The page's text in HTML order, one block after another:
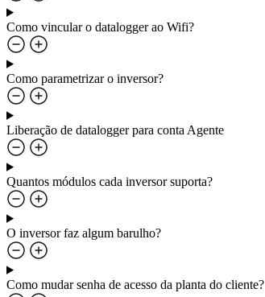
Como vincular o datalogger ao Wifi?
Como parametrizar o inversor?
Liberação de datalogger para conta Agente
Quantos módulos cada inversor suporta?
O inversor faz algum barulho?
Como mudar senha de acesso da planta do cliente?